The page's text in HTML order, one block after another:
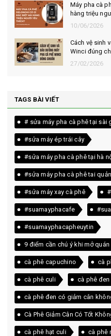
Bí quyết chọn
ngon, chuẩn vị
10/06/2026
Những tiêu
nguyên chất
10/06/2026
TAGS BÀI VIẾT
# sửa máy pha cà phê tại sài
#sửa máy ép trái cây
#sửa máy pha cà phê tại hà
#sửa máy pha cà phê tai
#sửa máy xay cà phê
#suamayphacafe
#suamayphacapheuytin
9 điểm cần chú ý khi mở
cà phê capuchino cà
cà phê culi cà phê đen
cà phê đen có giảm cân
Cà Phê Giảm Cân Có Tốt
cà phê hạt culi cà phê